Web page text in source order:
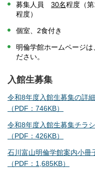
募集人員 30名程度（第
程度）
個室、2食付き
明倫学館ホームページ
ださい。
入館生募集
令和8年度入館生募集の詳
（PDF：746KB）
令和8年度入館生募集チラ
（PDF：426KB）
石川富山明倫学館案内小冊
（PDF：1,685KB）